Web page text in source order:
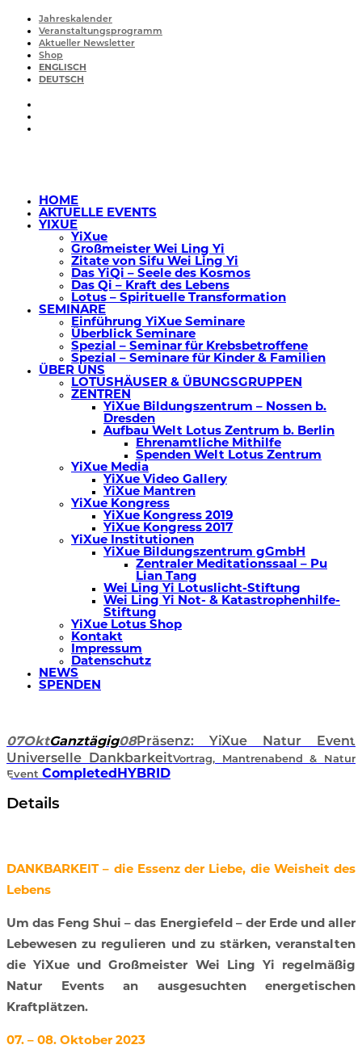
Jahreskalender
Veranstaltungsprogramm
Aktueller Newsletter
Shop
ENGLISCH
DEUTSCH
HOME
AKTUELLE EVENTS
YIXUE
YiXue
Großmeister Wei Ling Yi
Zitate von Sifu Wei Ling Yi
Das YiQi – Seele des Kosmos
Das Qi – Kraft des Lebens
Lotus – Spirituelle Transformation
SEMINARE
Einführung YiXue Seminare
Überblick Seminare
Spezial – Seminar für Krebsbetroffene
Spezial – Seminare für Kinder & Familien
ÜBER UNS
LOTUSHÄUSER & ÜBUNGSGRUPPEN
ZENTREN
YiXue Bildungszentrum – Nossen b.
Dresden
Aufbau Welt Lotus Zentrum b. Berlin
Ehrenamtliche Mithilfe
Spenden Welt Lotus Zentrum
YiXue Media
YiXue Video Gallery
YiXue Mantren
YiXue Kongress
YiXue Kongress 2019
YiXue Kongress 2017
YiXue Institutionen
YiXue Bildungszentrum gGmbH
Zentraler Meditationssaal – Pu
Lian Tang
Wei Ling Yi Lotuslicht-Stiftung
Wei Ling Yi Not- & Katastrophenhilfe-
Stiftung
YiXue Lotus Shop
Kontakt
Impressum
Datenschutz
NEWS
SPENDEN
07OktGanztägig08Präsenz: YiXue Natur Event
Universelle DankbarkeitVortrag, Mantrenabend & Natur
Event Completed HYBRID
Details
DANKBARKEIT – die Essenz der Liebe, die Weisheit des
Lebens
Um das Feng Shui – das Energiefeld – der Erde und aller
Lebewesen zu regulieren und zu stärken, veranstalten
die YiXue und Großmeister Wei Ling Yi regelmäßig
Natur Events an ausgesuchten energetischen
Kraftplätzen.
07. – 08. Oktober 2023